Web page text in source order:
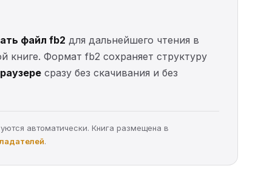
файл fb2 для дальнейшего чтения в
книге. Формат fb2 сохраняет структуру
сразу без скачивания и без
автоматически. Книга размещена в
.